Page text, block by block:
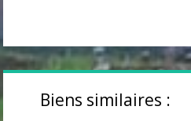
Biens similaires :